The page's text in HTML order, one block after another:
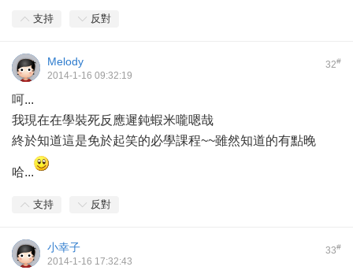
支持 反對
32#
Melody
2014-1-16 09:32:19
呵...
我現在在學裝死反應遲鈍蝦米嚨嗯哉
終於知道這是免於起笑的必學課程~~雖然知道的有點晚
哈...
支持 反對
33#
小幸子
2014-1-16 17:32:43